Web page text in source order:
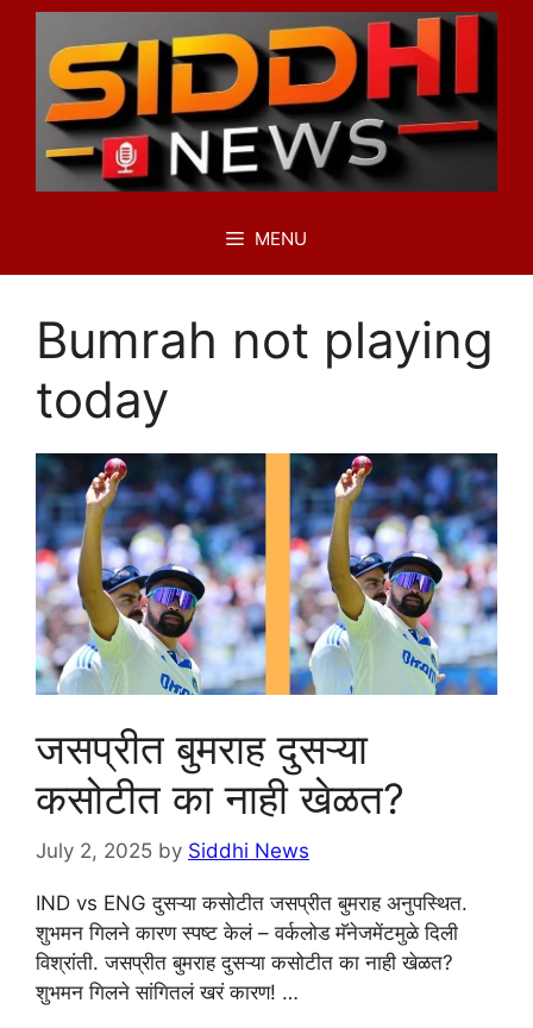
Skip
content
MENU
Bumrah not playing
today
जसप्रीत बुमराह दुसऱ्या
कसोटीत का नाही खेळत?
July 2, 2025 by Siddhi News
IND vs ENG दुसऱ्या कसोटीत जसप्रीत बुमराह अनुपस्थित.
शुभमन गिलने कारण स्पष्ट केलं – वर्कलोड मॅनेजमेंटमुळे दिली
विश्रांती. जसप्रीत बुमराह दुसऱ्या कसोटीत का नाही खेळत?
शुभमन गिलने सांगितलं खरं कारण! …